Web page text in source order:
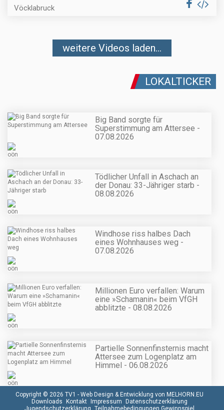
Vöcklabruck
weitere Videos laden...
LOKALTICKER
Big Band sorgte für
Superstimmung am Attersee -
07.08.2026
Tödlicher Unfall in Aschach an
der Donau: 33-Jähriger starb -
08.08.2026
Windhose riss halbes Dach
eines Wohnhauses weg -
07.08.2026
Millionen Euro verfallen: Warum
eine »Schamanin« beim VfGH
abblitzte - 08.08.2026
Partielle Sonnenfinsternis macht
Attersee zum Logenplatz am
Himmel - 06.08.2026
Copyright © 2026 TV1 - Web Design & Entwicklung von MELHORN.EU
Downloads Kontakt Impressum Datenschutzerklärung
Jugendschutzerklärung Teilnahmebedingungen Gewinnspiel